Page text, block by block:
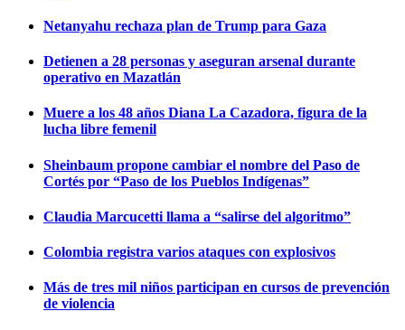
Netanyahu rechaza plan de Trump para Gaza
Detienen a 28 personas y aseguran arsenal durante
operativo en Mazatlán
Muere a los 48 años Diana La Cazadora, figura de la
lucha libre femenil
Sheinbaum propone cambiar el nombre del Paso de
Cortés por “Paso de los Pueblos Indígenas”
Claudia Marcucetti llama a “salirse del algoritmo”
Colombia registra varios ataques con explosivos
Más de tres mil niños participan en cursos de prevención
de violencia